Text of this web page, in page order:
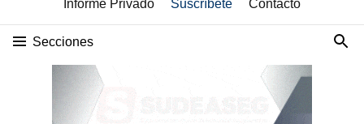
Informe Privado Suscríbete Contacto
Secciones